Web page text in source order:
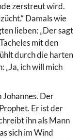
zerstreut wird.
Damals wie
lieben: „Der sagt
mit den
durch die harten
„Ja, ich will mich
Johannes. Der
Er ist der
ihn als Mann
sich im Wind